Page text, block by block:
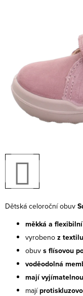
Dětská celoroční obuv
měkká a
vyrobeno z
obuv s flísovou
voděodolná
mají
mají